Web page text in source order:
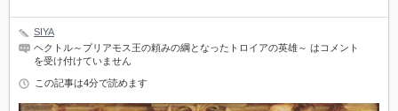
SIYA
ヘクトル～プリアモス王の頼みの綱となったトロイアの英雄～ は コメント
を受け付けていません
この記事は4分で読めます